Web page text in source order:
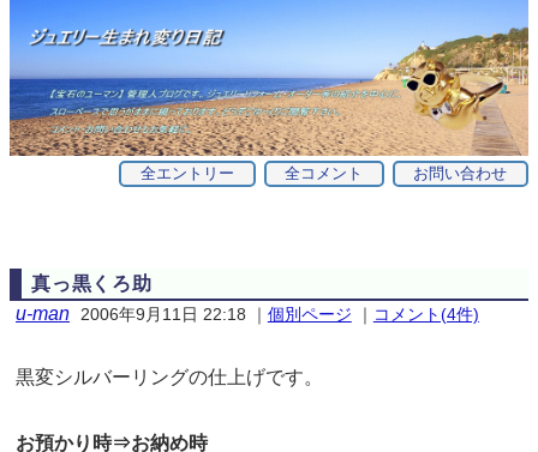
お問い合わせ
全コメント
全エントリー
真っ黒くろ助
u-man 2006年9月11日 22:18 ｜ 個別ページ ｜ コメント(4件)
黒変シルバーリングの仕上げです。
お預かり時⇒お納め時